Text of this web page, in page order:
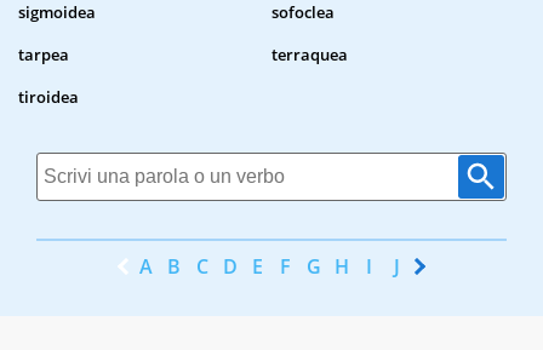
sigmoidea
sofoclea
tarpea
terraquea
tiroidea
A B C D E F G H I J K